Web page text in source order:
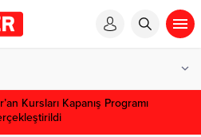
Kursları Kapanış Programı